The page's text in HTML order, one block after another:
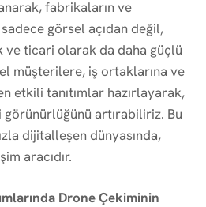
fabrikaların ve
sadece görsel açıdan değil,
ve ticari olarak da daha güçlü
müşterilere, iş ortaklarına ve
etkili tanıtımlar hazırlayarak,
artırabiliriz. Bu
dijitalleşen dünyasında,
aracıdır.
Drone Çekiminin